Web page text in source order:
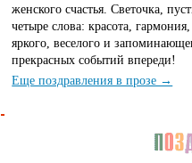
женского счастья. Светочка,
четыре слова: красота,
яркого, веселого и
прекрасных событий впереди!
Еще поздравления в прозе →